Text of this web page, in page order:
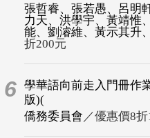
張哲睿、張若愚、呂明
力天、洪學宇、黃靖惟
能、劉濬維、黃示其升
折200元
6 學華語向前走入門冊作
版)(
僑務委員會 ／優惠價8